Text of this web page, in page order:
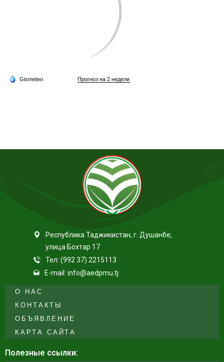
Республика Таджикистан, г. Душанбе,
улица Бохтар 17
Тел: (992 37) 2215113
E-mail: info@aedpmu.tj
О НАС
КОНТАКТЫ
ОБЪЯВЛЕНИЕ
КАРТА САЙТА
Полезные ссылки: